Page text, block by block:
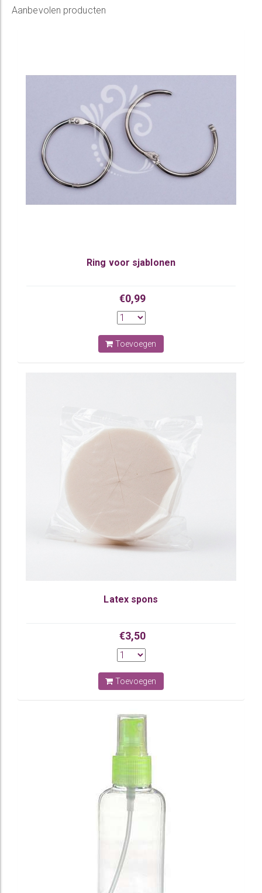
Aanbevolen producten
Ring voor sjablonen
€0,99
Toevoegen
Latex spons
€3,50
Toevoegen